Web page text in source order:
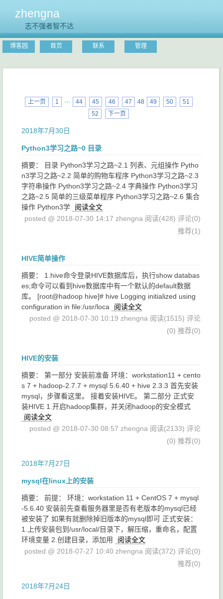
zhengna
志不强者智不达
博客园 首页 联系 管理
上一页 1 ··· 44 45 46 47 48 49 50
51
52
下一页
2018年7月30日
Python3学习之路~0 目录
摘要： 目录 Python3学习之路~2.1 列表、元组操作 Pytho
n3学习之路~2.2 简单的购物车程序 Python3学习之路~2.3
字符串操作 Python3学习之路~2.4 字典操作 Python3学习
之路~2.5 简单的三级菜单程序 Python3学习之路~2.6 集合
操作 Python3学
阅读全文
posted @ 2018-07-30 14:17 zhengna 阅读(428) 评论(0)
推荐(1)
HIVE简单操作
摘要： 1.hive命令登录HIVE数据库后，执行show databas
es;命令可以看到hive数据库中有一个默认的default数据
库。 [root@hadoop hive]# hive Logging initialized using
configuration in file:/usr/loca
阅读全文
posted @ 2018-07-30 10:19 zhengna 阅读(1515) 评论
(0) 推荐(0)
HIVE的安装
摘要： 第一部分 安装前准备 环境：workstation11 + cento
s 7 + hadoop-2.7.7 + mysql 5.6.40 + hive 2.3.3 首先安装
mysql，步骤看这里。 接着安装HIVE。 第二部分 正式安
装HIVE 1.开启hadoop集群，并关闭hadoop的安全模式
阅读全文
posted @ 2018-07-30 08:57 zhengna 阅读(2133) 评论
(0) 推荐(0)
2018年7月27日
mysql在linux上的安装
摘要： 前提： 环境：workstation 11 + CentOS 7 + mysql
-5.6.40 安装前先查看服务器里是否有老版本的mysql已经
被安装了 如果有就删除掉旧版本的mysql即可 正式安装：
1.上传安装包到/usr/local/目录下，解压缩，重命名，配置
环境变量 2.创建目录，添加用
阅读全文
posted @ 2018-07-27 10:40 zhengna 阅读(372) 评论(0)
推荐(0)
2018年7月24日